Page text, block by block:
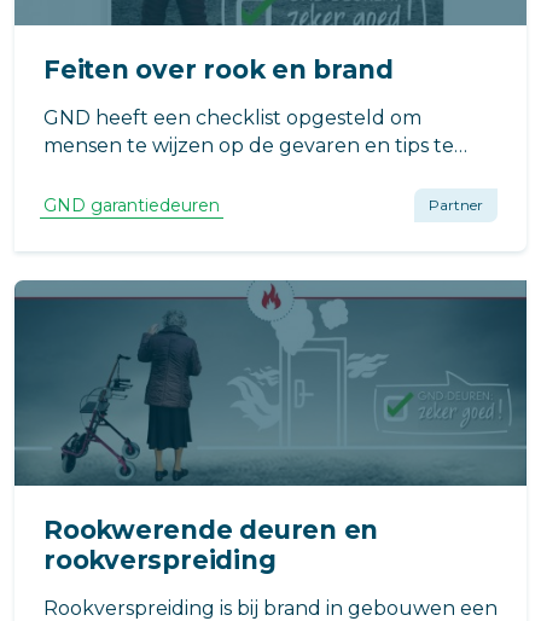
Feiten over rook en brand
GND heeft een checklist opgesteld om
mensen te wijzen op de gevaren en tips te
tegen te gaan.
GND garantiedeuren Partner
Rookwerende deuren en
rookverspreiding
Rookverspreiding is bij brand in gebouwen een